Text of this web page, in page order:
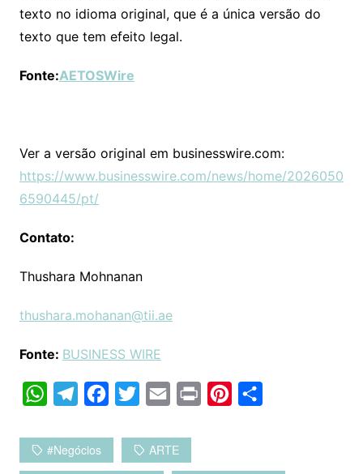
texto no idioma original, que é a única versão do
texto que tem efeito legal.
Fonte:AETOSWire
Ver a versão original em businesswire.com:
https://www.businesswire.com/news/home/2026050
6590445/pt/
Contato:
Thushara Mohnanan
thushara.mohanan@tii.ae
Fonte: BUSINESS WIRE
W
a
t
l
e
c
e
i
t
a
i
n
t
p
#negócios ARTE